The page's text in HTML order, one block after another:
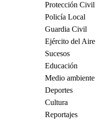
Protección Civil
Policía Local
Guardia Civil
Ejército del Aire
Sucesos
Educación
Medio ambiente
Deportes
Cultura
Reportajes